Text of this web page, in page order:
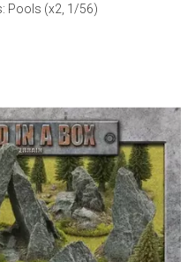
Pools (x2, 1/56)